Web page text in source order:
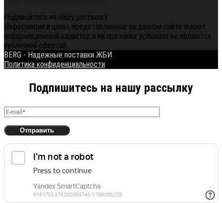
Подпишитесь на нашу рассылку
Информация и цены, представленные на данном сайте имеют
информационный характер и ни при каких условиях не являются
публичной офертой.
BERG - Надежные поставки ЖБИ
Политика конфиденциальности
Подпишитесь на нашу рассылку